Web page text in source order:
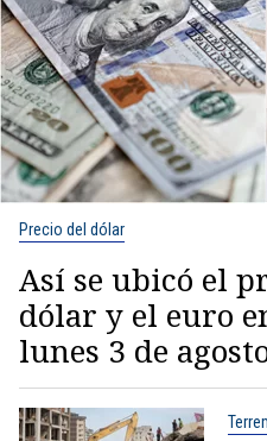
Precio del dólar
Así se ubicó el
dólar y el euro
lunes 3 de